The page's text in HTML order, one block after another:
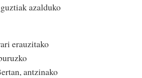
azalduko
erauzitako
antzinako